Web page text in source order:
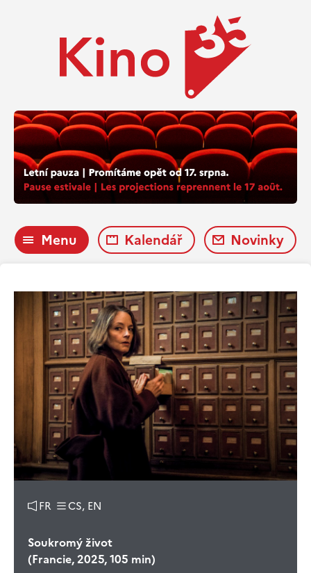
Menu Kalendář Novinky
FR CS, EN
Soukromý život
(Francie, 2025, 105 min)